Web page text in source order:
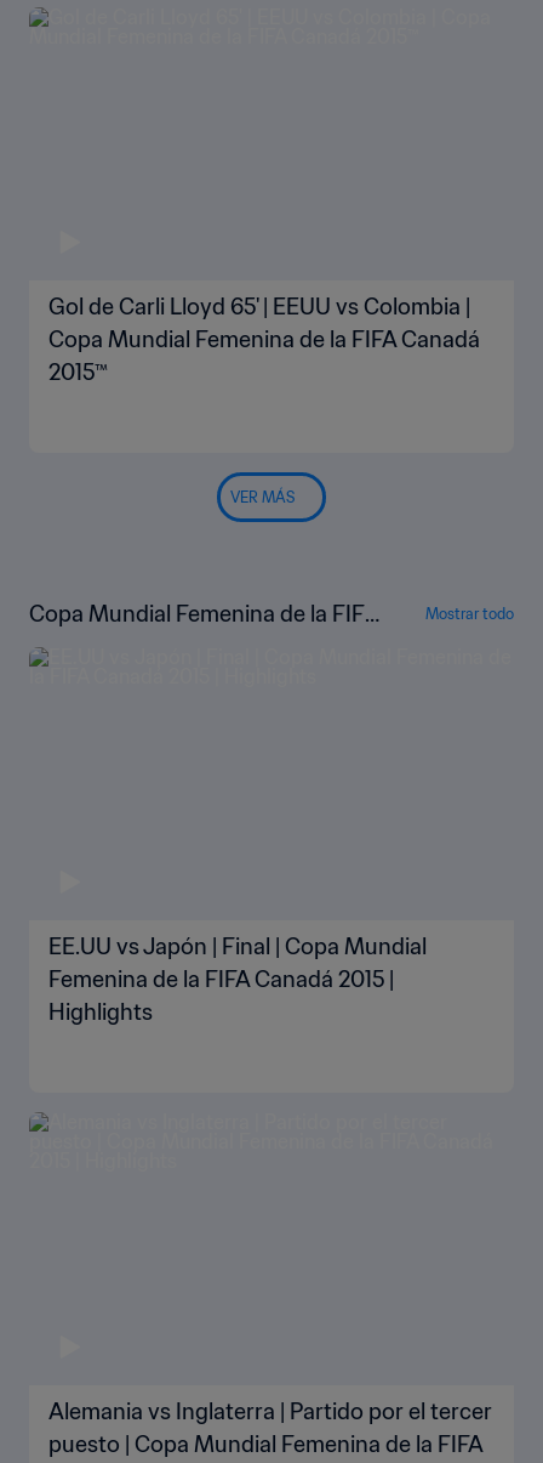
Gol de Carli Lloyd 65' | EEUU vs Colombia |
Copa Mundial Femenina de la FIFA Canadá
2015™
VER MÁS
Copa Mundial Femenina de la FIFA
Canadá 2015™ | Highlights
Mostrar todo
EE.UU vs Japón | Final | Copa Mundial
Femenina de la FIFA Canadá 2015 |
Highlights
Alemania vs Inglaterra | Partido por el tercer
puesto | Copa Mundial Femenina de la FIFA